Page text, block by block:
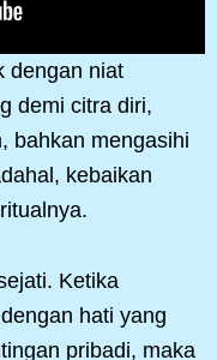
dengan niat
demi citra diri,
bahkan mengasihi
kebaikan
Ketika
hati yang
pribadi, maka